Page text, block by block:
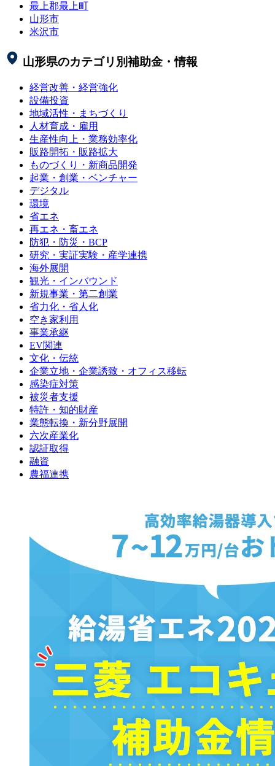
最上郡最上町
山形市
米沢市
山形県のカテゴリ別補助金・情報
経営改善・経営強化
設備投資
地域活性・まちづくり
人材育成・雇用
生産性向上・業務効率化
販路開拓・販路拡大
ものづくり・新商品開発
起業・創業・ベンチャー
デジタル
環境
省エネ
再エネ・畜エネ
防犯・防災・BCP
研究・実証実験・産学連携
海外展開
観光・インバウンド
新規事業・第二創業
省力化・省人化
空き家利用
事業承継
EV関連
文化・伝統
企業立地・企業誘致・オフィス移転
感染症対策
被災者支援
特許・知的財産
業態転換・新分野展開
六次産業化
認証取得
融資
農福連携